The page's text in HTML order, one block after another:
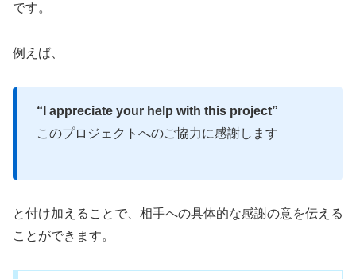
です。
例えば、
“I appreciate your help with this project”
このプロジェクトへのご協力に感謝します
と付け加えることで、相手への具体的な感謝の意を伝える
ことができます。